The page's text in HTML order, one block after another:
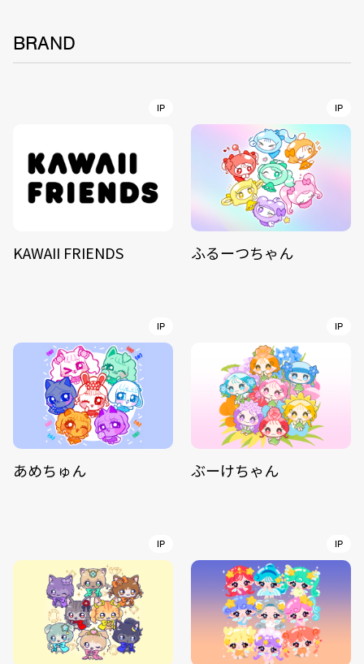
BRAND
IP
KAWAII FRIENDS
IP
ふるーつちゃん
IP
あめちゅん
IP
ぶーけちゃん
IP IP